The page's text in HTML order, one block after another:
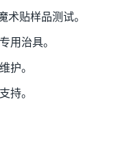
术贴样品测试。
用治具。
护。
持。